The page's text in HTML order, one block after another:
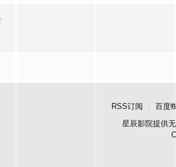
RSS订阅 百度
星辰影院提供